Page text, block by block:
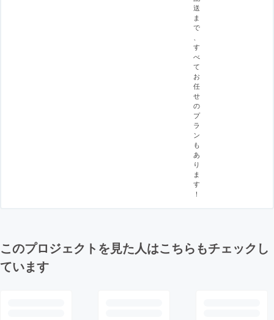
送
ま
で
、
す
べ
て
お
任
せ
の
プ
ラ
ン
も
あ
り
ま
す
！
このプロジェクトを見た人はこちらもチェックし
ています